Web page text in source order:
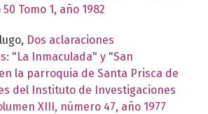
Tomo 1, año 1982
Dos aclaraciones
"La Inmaculada" y "San
la parroquia de Santa Prisca de
del Instituto de Investigaciones
XIII, número 47, año 1977